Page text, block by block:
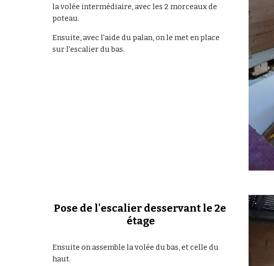
la volée intermédiaire, avec les 2 morceaux de
poteau.
Ensuite, avec l'aide du palan, on le met en place
sur l'escalier du bas.
Pose de l'escalier desservant le 2e
étage
Ensuite on assemble la volée du bas, et celle du
haut.